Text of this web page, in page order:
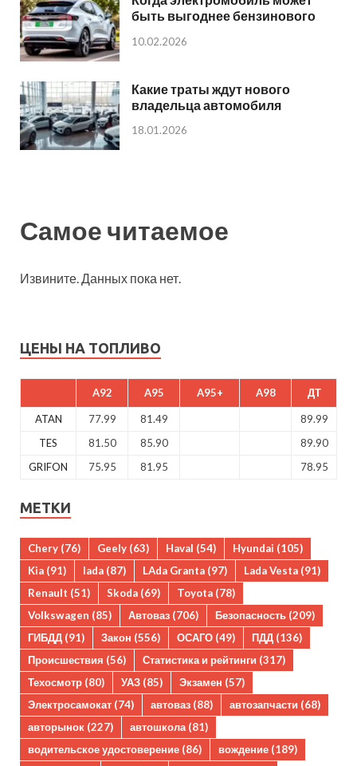
быть выгоднее бензинового
10.02.2026
Какие траты ждут нового
владельца автомобиля
18.01.2026
Самое читаемое
Извините. Данных пока нет.
ЦЕНЫ НА ТОПЛИВО
A92 A95 A95+ A98 ДТ
ATAN 77.99 81.49
89.99
TES
81.50 85.90
89.90
GRIFON
75.95 81.95 78.95
МЕТКИ
Chery (76) Geely (63) Haval (54) Hyundai (105)
Kia (91) lada (87) LAda Granta (97) Lada Vesta (91)
Renault (51) Skoda (69) Toyota (78)
Volkswagen (85) Автоваз (706) Безопасность (209)
ГИБДД (91) Закон (556) ОСАГО (49) ПДД (136)
Происшествия (56) Статистика и рейтинги (317)
Техосмотр (80) УАЗ (85) Экзамен (57)
Электросамокат (74) автоваз (88) автозапчасти (68)
авторынок (227) автошкола(81)
водительское удостоверение (86) вождение (189)